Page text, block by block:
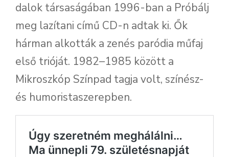
dalok társaságában 1996-ban a Próbálj
meg lazítani című CD-n adtak ki. Ők
hárman alkották a zenés paródia műfaj
első trióját. 1982–1985 között a
Mikroszkóp Színpad tagja volt, színész-
és humoristaszerepben.